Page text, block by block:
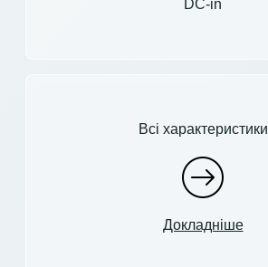
DC-in
Всі характеристики
Докладніше